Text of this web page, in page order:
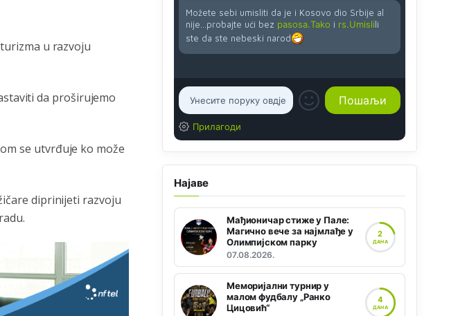
u razvoju
da proširujemo
se utvrđuje ko može
diprinijeti razvoju
Možete sebi umisliti da je i Kosovo dio Srbije al
nije...probajte ući bez pasosa.Tako i rs.Umislili
ste da ste nebeski narod
Прилагоди
Најаве
Мађионичар стиже у Пале:
Магично вече за најмлађе у
Олимпијском парку
07.08.2026.
2
ДАНА
Меморијални турнир у
малом фудбалу „Ранко
Цицовић“
4
ДАНА